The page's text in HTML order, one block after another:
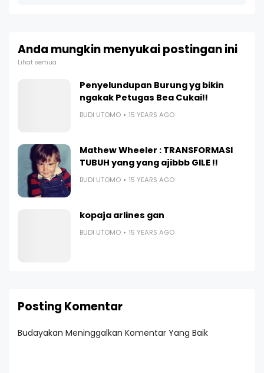
Anda mungkin menyukai postingan ini
Lihat semua
Penyelundupan Burung yg bikin
ngakak Petugas Bea Cukai!!
BUDI UTOMO 15 YEARS AGO
Mathew Wheeler : TRANSFORMASI
TUBUH yang yang ajibbb GILE !!
BUDI UTOMO 15 YEARS AGO
kopaja arlines gan
BUDI UTOMO 15 YEARS AGO
Posting Komentar
Budayakan Meninggalkan Komentar Yang Baik